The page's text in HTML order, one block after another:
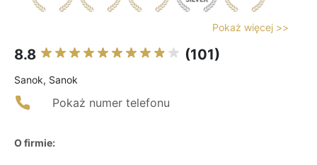
Pokaż więcej >>
8.8 (101)
Sanok, Sanok
Pokaż numer telefonu
O firmie: